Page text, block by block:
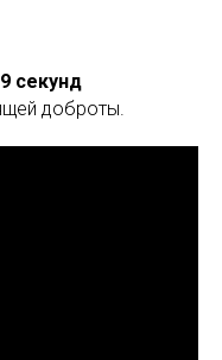
секунд
доброты.